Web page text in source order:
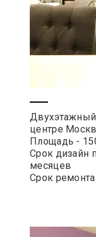
Двухэтажный
центре
Площадь -
Срок дизайн
месяцев
Срок